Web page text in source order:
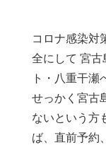
コロナ感染対
全にして 宮古
ト・八重干瀬
せっかく宮古
ないという方
ば、直前予約